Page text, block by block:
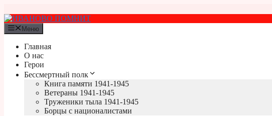
к
содержимому
Меню
Главная
О нас
Герои
Бессмертный полк
Книга памяти 1941-1945
Ветераны 1941-1945
Труженики тыла 1941-1945
Борцы с националистами